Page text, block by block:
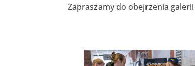
Zapraszamy do obejrzenia